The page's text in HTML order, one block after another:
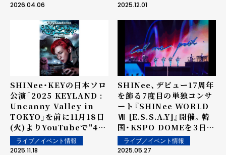
2026.04.06 2025.12.01
SHINee・KEYの日本ソロ
公演「2025 KEYLAND :
Uncanny Valley in
TOKYO」を前に11月18日
(火)よりYouTubeで"4日
連続「KEY LAND」"開催
決定！
ライブ／イベント情報
2025.11.18
SHINee、デビュー17周年
を飾る7度目の単独コンサ
ート『SHINee WORLD
Ⅶ [E.S.S.A.Y]』開催。韓
国・KSPO DOMEを3日間
熱狂で包み、新たな"レジ
ェンド公演"誕生
ライブ／イベント情報
2025.05.27